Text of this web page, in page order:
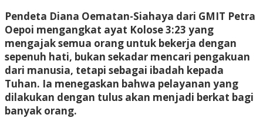
Pendeta Diana Oematan-Siahaya dari GMIT Petra
Oepoi mengangkat ayat Kolose 3:23 yang
mengajak semua orang untuk bekerja dengan
sepenuh hati, bukan sekadar mencari pengakuan
dari manusia, tetapi sebagai ibadah kepada
Tuhan. Ia menegaskan bahwa pelayanan yang
dilakukan dengan tulus akan menjadi berkat bagi
banyak orang.